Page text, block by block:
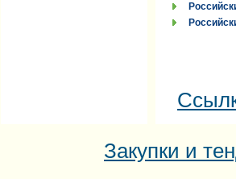
Закупки и